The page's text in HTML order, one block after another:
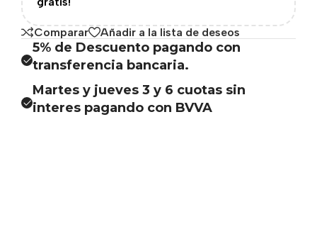
Comparar Añadir a la lista de deseos
5% de Descuento pagando con
transferencia bancaria.
Martes y jueves 3 y 6 cuotas sin
interes pagando con BVVA